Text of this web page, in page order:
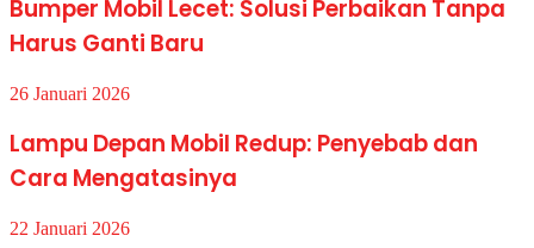
Bumper Mobil Lecet: Solusi Perbaikan Tanpa
Harus Ganti Baru
26 Januari 2026
Lampu Depan Mobil Redup: Penyebab dan
Cara Mengatasinya
22 Januari 2026